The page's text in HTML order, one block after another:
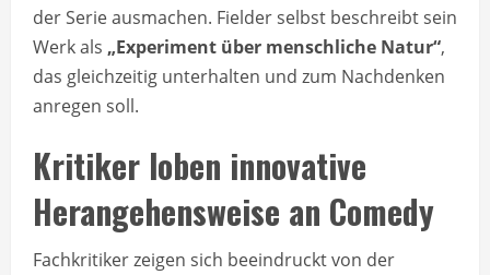
der Serie ausmachen. Fielder selbst beschreibt sein
Werk als „Experiment über menschliche Natur“,
das gleichzeitig unterhalten und zum Nachdenken
anregen soll.
Kritiker loben innovative
Herangehensweise an Comedy
Fachkritiker zeigen sich beeindruckt von der